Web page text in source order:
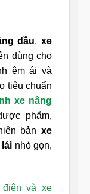
dầu, xe
dùng cho
êm ái và
tiêu chuẩn
xe nâng
phẩm,
bản xe
nhỏ gọn,
và xe